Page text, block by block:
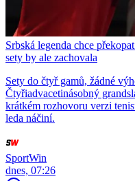
Srbská legenda chce
sety by ale zachovala
Sety do čtyř gamů, žádné
Čtyřiadvacetinásobný
krátkém rozhovoru verzi
leda náčiní.
SportWin
dnes, 07:26